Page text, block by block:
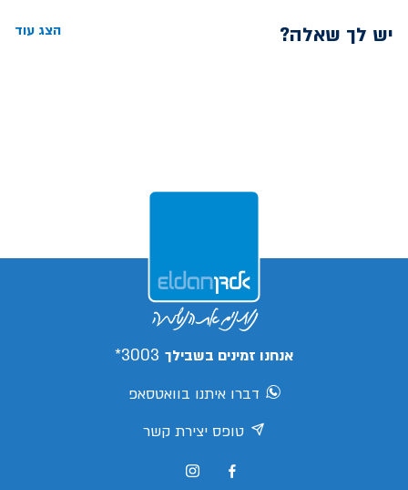
יש לך שאלה? הצג עוד
אנחנו זמינים בשבילך 3003*
דברו איתנו בוואטסאפ
טופס יצירת קשר